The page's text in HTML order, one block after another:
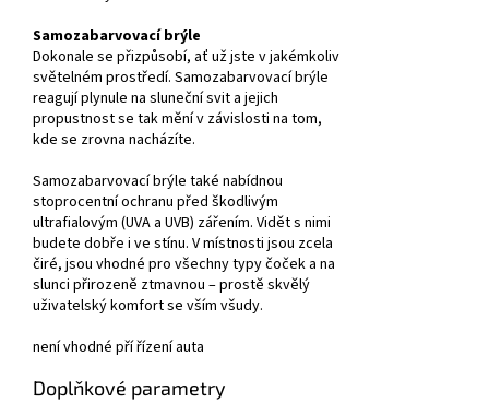
Samozabarvovací brýle
Dokonale se přizpůsobí, ať už jste v jakémkoliv
světelném prostředí. Samozabarvovací brýle
reagují plynule na sluneční svit a jejich
propustnost se tak mění v závislosti na tom,
kde se zrovna nacházíte.
Samozabarvovací brýle také nabídnou
stoprocentní ochranu před škodlivým
ultrafialovým (UVA a UVB) zářením. Vidět s nimi
budete dobře i ve stínu. V místnosti jsou zcela
čiré, jsou vhodné pro všechny typy čoček a na
slunci přirozeně ztmavnou – prostě skvělý
uživatelský komfort se vším všudy.
není vhodné pří řízení auta
Doplňkové parametry